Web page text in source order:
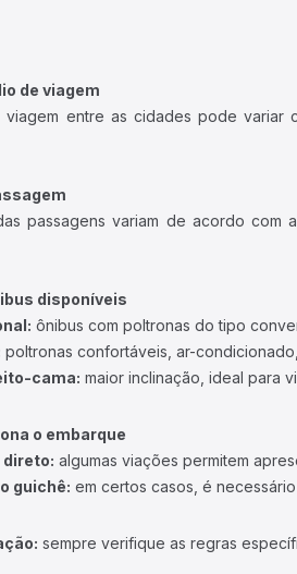
de viagem
entre as cidades pode variar
passagens variam de acordo com
disponíveis
ônibus com poltronas do tipo
poltronas confortáveis, ar-
cama: maior inclinação, ideal para
o embarque
direto: algumas viações permitem
guichê: em certos casos, é
sempre verifique as regras